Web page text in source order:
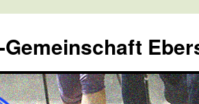
Gemeinschaft